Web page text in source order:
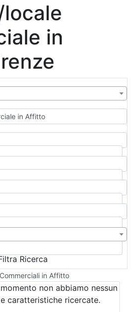
in
in Affitto
in Affitto
Ricerca
non abbiamo nessun
caratteristiche ricercate.